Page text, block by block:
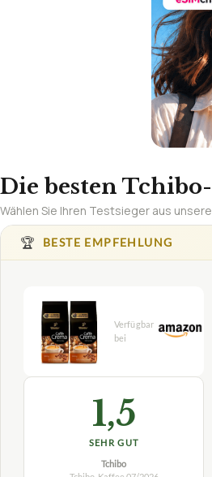
Die besten
Wählen Sie Ihren Testsieger aus
🏆 BESTE EMPFEHLUNG
1,5
SEHR GUT
Tchibo